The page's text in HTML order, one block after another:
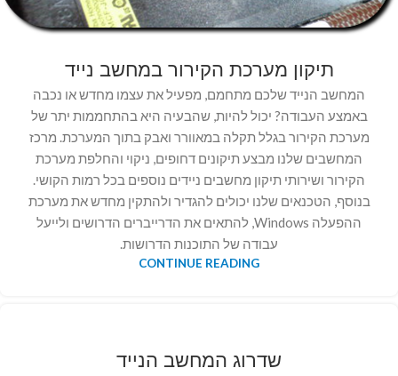
תיקון מערכת הקירור במחשב נייד
המחשב הנייד שלכם מתחמם, מפעיל את עצמו מחדש או נכבה
באמצע העבודה? יכול להיות, שהבעיה היא בהתחממות יתר של
מערכת הקירור בגלל תקלה במאוורר ואבק בתוך המערכת. מרכז
המחשבים שלנו מבצע תיקונים דחופים, ניקוי והחלפת מערכת
הקירור ושירותי תיקון מחשבים ניידים נוספים בכל רמות הקושי.
בנוסף, הטכנאים שלנו יכולים להגדיר ולהתקין מחדש את מערכת
ההפעלה Windows, להתאים את הדרייברים הדרושים ולייעל
עבודה של התוכנות הדרושות.
CONTINUE READING
שדרוג המחשב הנייד